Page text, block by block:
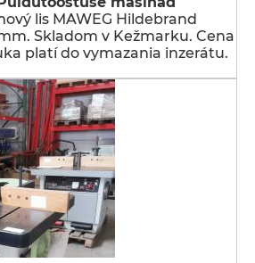
lis MAWEG Hildebrand
Skladom v Kežmarku. Cena
platí do vymazania inzerátu.